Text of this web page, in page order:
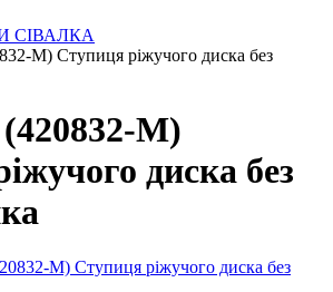
СІВАЛКА
M) Ступиця ріжучого диска без
M)
диска без